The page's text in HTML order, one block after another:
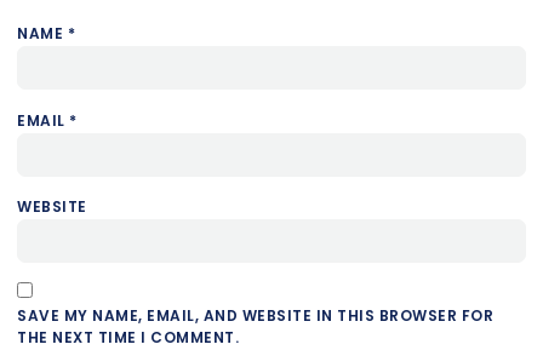
NAME *
EMAIL *
WEBSITE
SAVE MY NAME, EMAIL, AND WEBSITE IN THIS BROWSER FOR
THE NEXT TIME I COMMENT.